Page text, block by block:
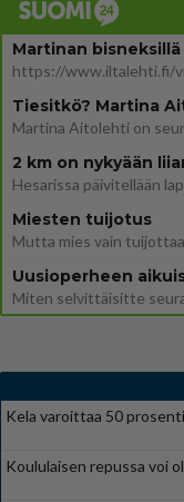
Martinan
2 km on nykyään
Miesten tuijotus
Kela varoittaa 50
Koululaisen repussa voi